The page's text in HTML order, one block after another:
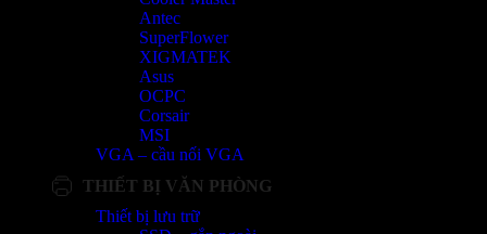
Antec
SuperFlower
XIGMATEK
Asus
OCPC
Corsair
MSI
VGA – cầu nối VGA
THIẾT BỊ VĂN PHÒNG
Thiết bị lưu trữ